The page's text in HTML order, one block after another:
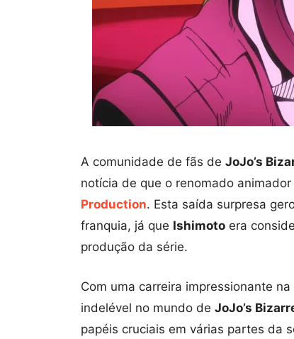
A comunidade de fãs de JoJo’s
notícia de que o renomado animador
Production. Esta saída surpresa
franquia, já que Ishimoto era
produção da série.
Com uma carreira impressionante
indelével no mundo de JoJo’s
papéis cruciais em várias partes da